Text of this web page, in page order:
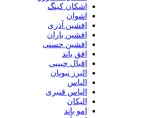
اشکان کینگ
اشوان
افشین آذری
افشین باران
افشین حسنی
افق باند
اقبال حبیبی
البرز نبویان
الیاس
الیاس قنبرى
الیکان
امو باند